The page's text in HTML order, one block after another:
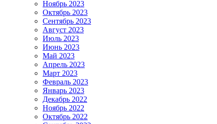
Ноябрь 2023
Октябрь 2023
Сентябрь 2023
Август 2023
Июль 2023
Июнь 2023
Май 2023
Апрель 2023
Март 2023
Февраль 2023
Январь 2023
Декабрь 2022
Ноябрь 2022
Октябрь 2022